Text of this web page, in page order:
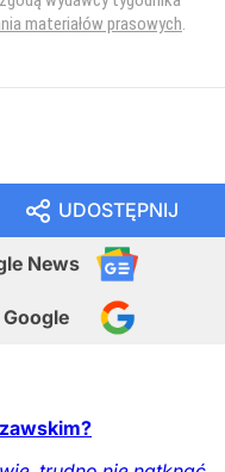
materiałów prasowych
UDOSTĘPNIJ
News
Google